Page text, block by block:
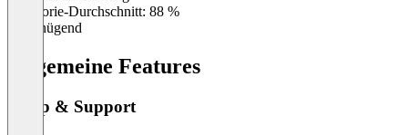
Kategorie-Durchschnitt: 88 %
Ungenügend
Allgemeine Features
Setup & Support